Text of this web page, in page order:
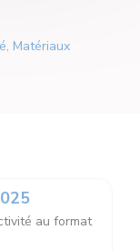
Matériaux
au format